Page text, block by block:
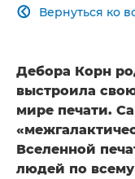
Вернуться ко

Дебора Корн
выстроила
мире печати.
Вселенной
людей по